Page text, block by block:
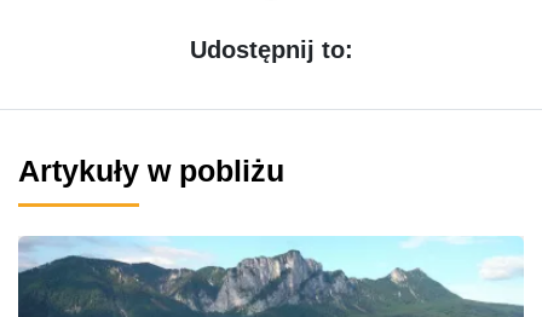
Udostępnij to:
Artykuły w pobliżu